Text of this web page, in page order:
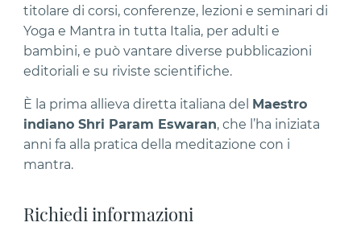
titolare di corsi, conferenze, lezioni e seminari di
Yoga e Mantra in tutta Italia, per adulti e
bambini, e può vantare diverse pubblicazioni
editoriali e su riviste scientifiche.
È la prima allieva diretta italiana del
Maestro
indiano Shri Param Eswaran, che l’ha iniziata
anni fa alla pratica della meditazione con i
mantra.
Richiedi informazioni